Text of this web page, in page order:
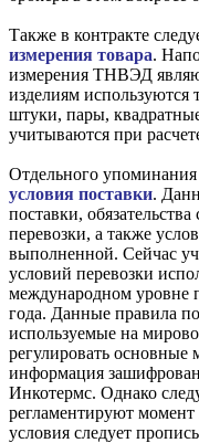
Также в контракте
измерения товара.
измерения ТНВЭД
изделиям используются
штуки, пары,
учитываются при
Отдельного упоминания
условия поставки.
поставки,
перевозки, а также
выполненной. Сейчас
условий перевозки
международном уровне
года. Данные правила
используемые на
регулировать основные
информация
Инкотермс. Однако
регламентируют момент
условия следует